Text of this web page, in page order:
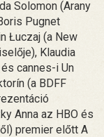
Solomon (Arany
Pugnet
Łuczaj (a New
Klaudia
cannes-i Un
(a BDFF
Anna az HBO és
premier előtt A